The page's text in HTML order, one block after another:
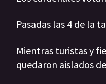
Pasadas las 4 de la
Mientras turistas y
quedaron aislados